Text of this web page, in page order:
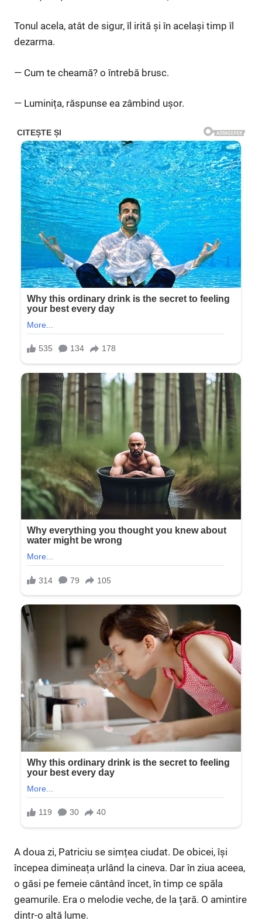
Tonul acela, atât de sigur, îl irită și în același timp îl
dezarma.
— Cum te cheamă? o întrebă brusc.
— Luminița, răspunse ea zâmbind ușor.
A doua zi, Patriciu se simțea ciudat. De obicei, își
începea dimineața urlând la cineva. Dar în ziua aceea,
o găsi pe femeie cântând încet, în timp ce spăla
geamurile. Era o melodie veche, de la țară. O amintire
dintr-o altă lume.